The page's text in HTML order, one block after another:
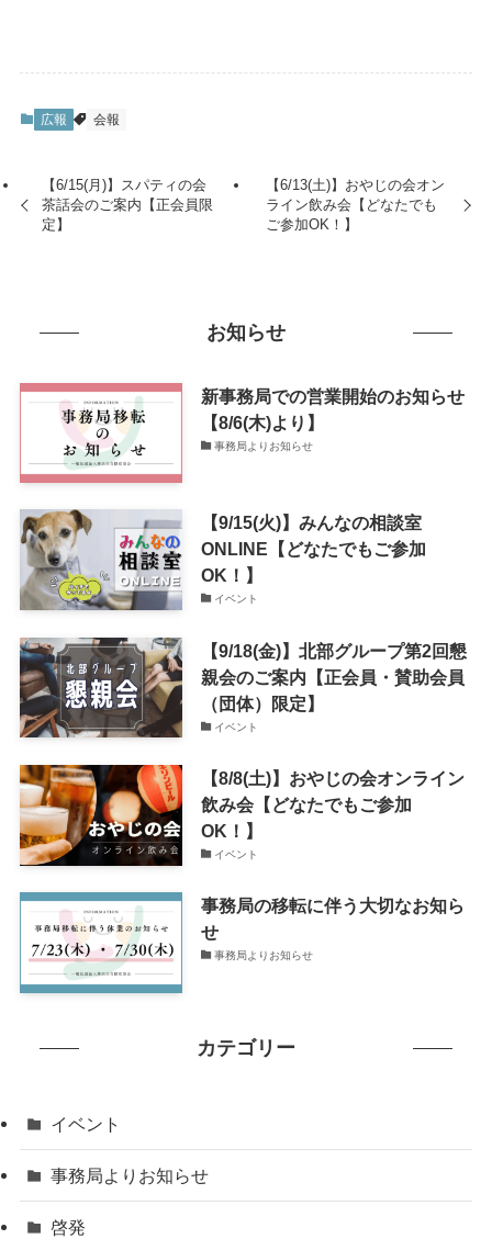
広報 会報
【6/15(月)】スパティの会
茶話会のご案内【正会員限
定】
【6/13(土)】おやじの会オン
ライン飲み会【どなたでも
ご参加OK！】
お知らせ
新事務局での営業開始のお知らせ
【8/6(木)より】
事務局よりお知らせ
【9/15(火)】みんなの相談室
ONLINE【どなたでもご参加
OK！】
イベント
【9/18(金)】北部グループ第2回懇
親会のご案内【正会員・賛助会員
（団体）限定】
イベント
【8/8(土)】おやじの会オンライン
飲み会【どなたでもご参加
OK！】
イベント
事務局の移転に伴う大切なお知ら
せ
事務局よりお知らせ
カテゴリー
イベント
事務局よりお知らせ
啓発